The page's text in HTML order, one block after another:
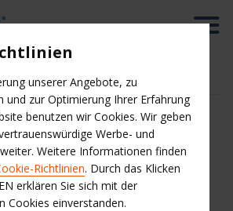
einer der weltweit größten
und vereint qualifizierte und
mit Flexibilität und
Preis-Leistungs-
unserer Angebote, zu
und zur Optimierung Ihrer Erfahrung
benutzen wir Cookies. Wir geben
Werbe- und
Weitere Informationen finden
Richtlinien. Durch das Klicken
erklären Sie sich mit der
Cookies einverstanden.